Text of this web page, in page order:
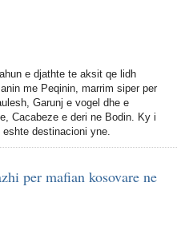
e djathte te aksit qe lidh
me Peqinin, marrim siper per
Garunj e vogel dhe e
Cacabeze e deri ne Bodin. Ky i
eshte destinacioni yne.
per mafian kosovare ne